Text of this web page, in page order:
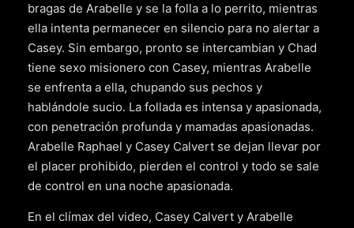
bragas de Arabelle y se la folla a lo perrito, mientras
ella intenta permanecer en silencio para no alertar a
Casey. Sin embargo, pronto se intercambian y Chad
tiene sexo misionero con Casey, mientras Arabelle
se enfrenta a ella, chupando sus pechos y
hablándole sucio. La follada es intensa y apasionada,
con penetración profunda y mamadas apasionadas.
Arabelle Raphael y Casey Calvert se dejan llevar por
el placer prohibido, pierden el control y todo se sale
de control en una noche apasionada.
En el clímax del video, Casey Calvert y Arabelle